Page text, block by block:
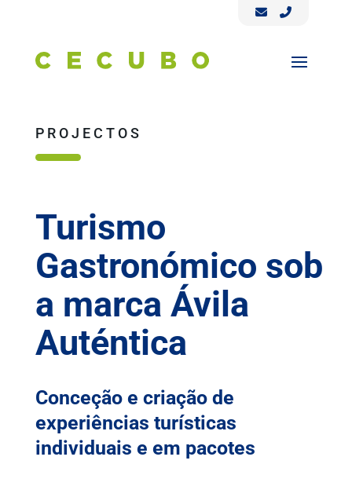
PROJECTOS
Turismo
Gastronómico sob
a marca Ávila
Auténtica
Conceção e criação de
experiências turísticas
individuais e em pacotes